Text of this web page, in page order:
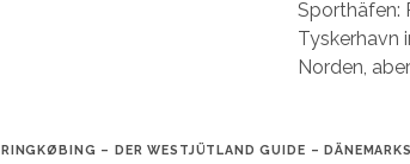
Sporthäfen:
Tyskerhavn
Norden,
RINGKØBING – DER WESTJÜTLAND GUIDE –